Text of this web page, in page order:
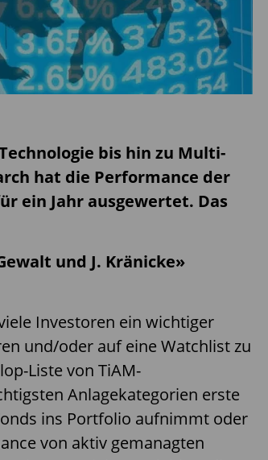
bis hin zu Multi-
hat die Performance der
ein Jahr ausgewertet. Das
und J. Kränicke»
Investoren ein wichtiger
und/oder auf eine Watchlist zu
Liste von TiAM-
Anlagekategorien erste
ins Portfolio aufnimmt oder
von aktiv gemanagten